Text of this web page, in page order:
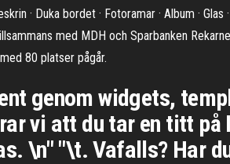
· Duka bordet · Fotoramar · Album ·
med MDH och Sparbanken
80 platser pågår.
genom widgets,
vi att du tar en titt på
\n" "\t. Vafalls? Har